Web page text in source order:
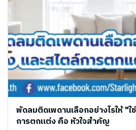
พัดลมติดเพดานเลือกอย่างไรให้ "
การตกแต่ง คือ หัวใจสำคัญ